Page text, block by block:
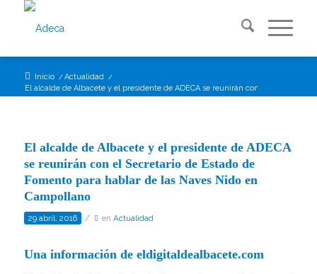
Inicio / Actualidad /
El alcalde de Albacete y el presidente de ADECA se reunirán con el Secretario ...
El alcalde de Albacete y el presidente de ADECA
se reunirán con el Secretario de Estado de
Fomento para hablar de las Naves Nido en
Campollano
29 abril, 2016 / en Actualidad
Una información de eldigitaldealbacete.com